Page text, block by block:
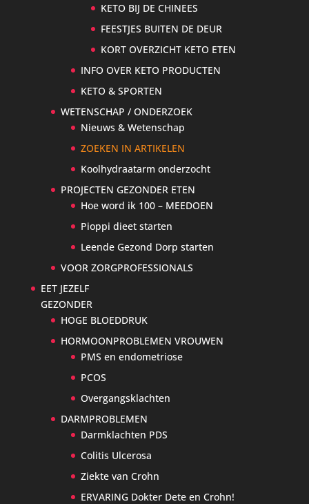
KETO BIJ DE CHINEES
FEESTJES BUITEN DE DEUR
KORT OVERZICHT KETO ETEN
INFO OVER KETO PRODUCTEN
KETO & SPORTEN
WETENSCHAP / ONDERZOEK
Nieuws & Wetenschap
ZOEKEN IN ARTIKELEN
Koolhydraatarm onderzocht
PROJECTEN GEZONDER ETEN
Hoe word ik 100 – MEEDOEN
Pioppi dieet starten
Leende Gezond Dorp starten
VOOR ZORGPROFESSIONALS
EET JEZELF
GEZONDER
HOGE BLOEDDRUK
HORMOONPROBLEMEN VROUWEN
PMS en endometriose
PCOS
Overgangsklachten
DARMPROBLEMEN
Darmklachten PDS
Colitis Ulcerosa
Ziekte van Crohn
ERVARING Dokter Dete en Crohn!